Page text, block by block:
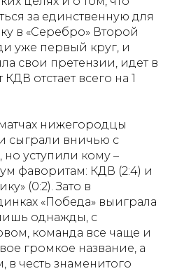
за единственную для
в «Серебро» Второй
уже первый круг, и
свои претензии, идет в
отстает всего на 1
нижегородцы
сыграли вничью с
но уступили кому –
фаворитам: КДВ (2:4) и
(0:2). Зато в
«Победа» выиграла
однажды, с
команда все чаще и
громкое название, а
в честь знаменитого